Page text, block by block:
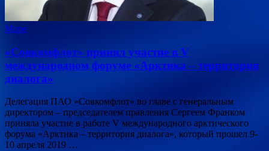
Море
«Совкомфлот» принял участие в V
международном форуме «Арктика – территория
диалога»
Делегация ПАО «Совкомфлот» во главе с генеральным
директором – председателем правления Сергеем Франком
приняла участие в работе V международного арктического
форума «Арктика – территория диалога», который прошел 9-
10 апреля 2019 …